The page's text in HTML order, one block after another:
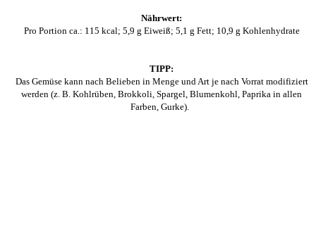
Nährwert:
Pro Portion ca.: 115 kcal; 5,9 g Eiweiß; 5,1 g Fett; 10,9 g Kohlenhydrate
TIPP:
Das Gemüse kann nach Belieben in Menge und Art je nach Vorrat modifiziert
werden (z. B. Kohlrüben, Brokkoli, Spargel, Blumenkohl, Paprika in allen
Farben, Gurke).